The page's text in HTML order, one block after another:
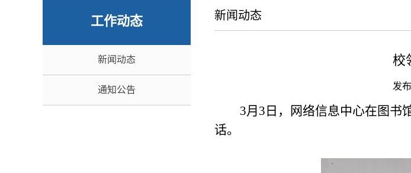
工作动态
新闻动态
通知公告
新闻动态
校
发
3月3日，网络信息中心在图书
话。